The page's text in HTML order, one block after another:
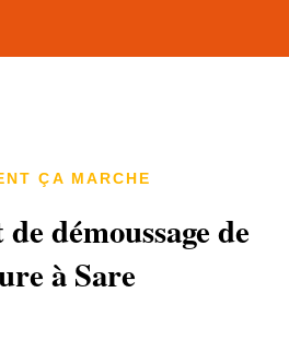
ÇA MARCHE
démoussage de
à Sare